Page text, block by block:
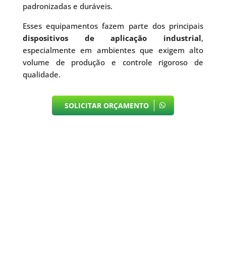
padronizadas e duráveis.
Esses equipamentos fazem parte dos principais
dispositivos de aplicação industrial,
especialmente em ambientes que exigem alto
volume de produção e controle rigoroso de
qualidade.
SOLICITAR ORÇAMENTO